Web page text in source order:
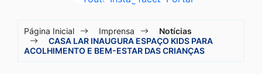
para
Social
Youtube
Social
Instagram
Social
facebook
Social
Portal
do
menu
Página Inicial Imprensa
Notícias
CASA LAR INAUGURA ESPAÇO KIDS PARA
ACOLHIMENTO E BEM-ESTAR DAS CRIANÇAS